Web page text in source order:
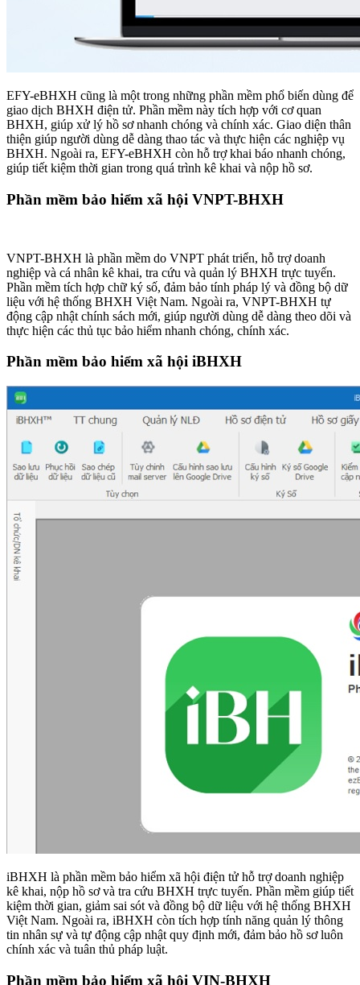
EFY-eBHXH cũng là một trong những phần mềm phổ biến dùng để
giao dịch BHXH điện tử. Phần mềm này tích hợp với cơ quan
BHXH, giúp xử lý hồ sơ nhanh chóng và chính xác. Giao diện thân
thiện giúp người dùng dễ dàng thao tác và thực hiện các nghiệp vụ
BHXH. Ngoài ra, EFY-eBHXH còn hỗ trợ khai báo nhanh chóng,
giúp tiết kiệm thời gian trong quá trình kê khai và nộp hồ sơ.
Phần mềm bảo hiểm xã hội VNPT-BHXH
VNPT-BHXH là phần mềm do VNPT phát triển, hỗ trợ doanh
nghiệp và cá nhân kê khai, tra cứu và quản lý BHXH trực tuyến.
Phần mềm tích hợp chữ ký số, đảm bảo tính pháp lý và đồng bộ dữ
liệu với hệ thống BHXH Việt Nam. Ngoài ra, VNPT-BHXH tự
động cập nhật chính sách mới, giúp người dùng dễ dàng theo dõi và
thực hiện các thủ tục bảo hiểm nhanh chóng, chính xác.
Phần mềm bảo hiểm xã hội iBHXH
iBHXH là phần mềm bảo hiểm xã hội điện tử hỗ trợ doanh nghiệp
kê khai, nộp hồ sơ và tra cứu BHXH trực tuyến. Phần mềm giúp tiết
kiệm thời gian, giảm sai sót và đồng bộ dữ liệu với hệ thống BHXH
Việt Nam. Ngoài ra, iBHXH còn tích hợp tính năng quản lý thông
tin nhân sự và tự động cập nhật quy định mới, đảm bảo hồ sơ luôn
chính xác và tuân thủ pháp luật.
Phần mềm bảo hiểm xã hội VIN-BHXH